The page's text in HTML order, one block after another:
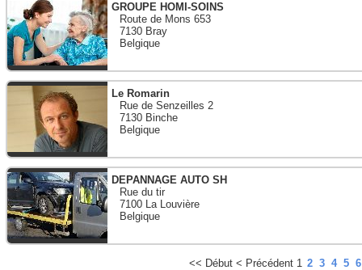
GROUPE HOMI-SOINS
Route de Mons 653
7130 Bray
Belgique
Le Romarin
Rue de Senzeilles 2
7130 Binche
Belgique
DEPANNAGE AUTO SH
Rue du tir
7100 La Louvière
Belgique
<< Début< Précédent 1 2 3 4 5 6